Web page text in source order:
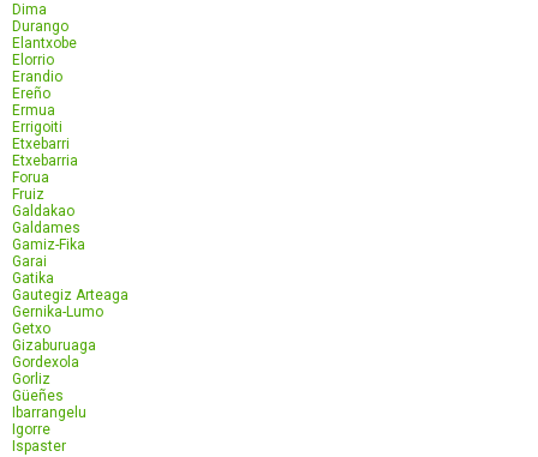
Dima
Durango
Elantxobe
Elorrio
Erandio
Ereño
Ermua
Errigoiti
Etxebarri
Etxebarria
Forua
Fruiz
Galdakao
Galdames
Gamiz-Fika
Garai
Gatika
Gautegiz Arteaga
Gernika-Lumo
Getxo
Gizaburuaga
Gordexola
Gorliz
Güeñes
Ibarrangelu
Igorre
Ispaster